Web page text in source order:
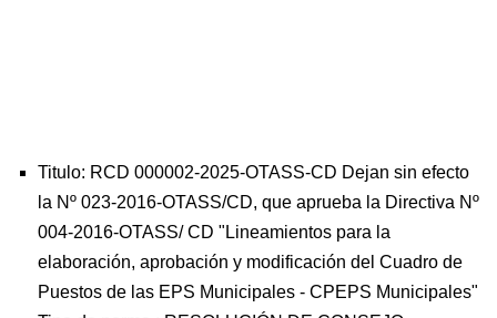
Titulo: RCD 000002-2025-OTASS-CD Dejan sin efecto
la Nº 023-2016-OTASS/CD, que aprueba la Directiva Nº
004-2016-OTASS/ CD "Lineamientos para la
elaboración, aprobación y modificación del Cuadro de
Puestos de las EPS Municipales - CPEPS Municipales"